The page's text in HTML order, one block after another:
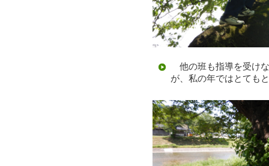
他の班も指導を受け
が、私の年ではとて